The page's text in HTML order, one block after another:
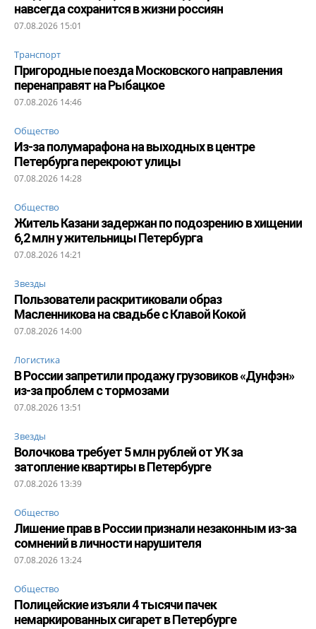
навсегда сохранится в жизни россиян
07.08.2026 15:01
Транспорт
Пригородные поезда Московского направления
перенаправят на Рыбацкое
07.08.2026 14:46
Общество
Из-за полумарафона на выходных в центре
Петербурга перекроют улицы
07.08.2026 14:28
Общество
Житель Казани задержан по подозрению в хищении
6,2 млн у жительницы Петербурга
07.08.2026 14:21
Звезды
Пользователи раскритиковали образ
Масленникова на свадьбе с Клавой Кокой
07.08.2026 14:00
Логистика
В России запретили продажу грузовиков «Дунфэн»
из-за проблем с тормозами
07.08.2026 13:51
Звезды
Волочкова требует 5 млн рублей от УК за
затопление квартиры в Петербурге
07.08.2026 13:39
Общество
Лишение прав в России признали незаконным из-за
сомнений в личности нарушителя
07.08.2026 13:24
Общество
Полицейские изъяли 4 тысячи пачек
немаркированных сигарет в Петербурге